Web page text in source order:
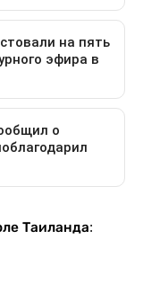
Таиланда: